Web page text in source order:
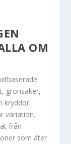
OM
grönsaker,
kryddor.
variation.
från
som äter